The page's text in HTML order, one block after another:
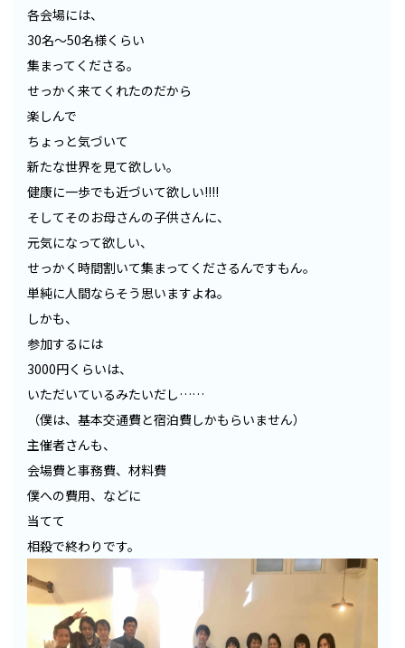
各会場には、
30名〜50名様くらい
集まってくださる。
せっかく来てくれたのだから
楽しんで
ちょっと気づいて
新たな世界を見て欲しい。
健康に一歩でも近づいて欲しい!!!!
そしてそのお母さんの子供さんに、
元気になって欲しい、
せっかく時間割いて集まってくださるんですもん。
単純に人間ならそう思いますよね。
しかも、
参加するには
3000円くらいは、
いただいているみたいだし……
（僕は、基本交通費と宿泊費しかもらいません）
主催者さんも、
会場費と事務費、材料費
僕への費用、などに
当てて
相殺で終わりです。